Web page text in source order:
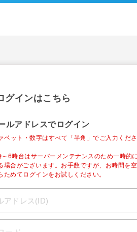
グインはこちら
ルアドレスでログイン
ベット・数字はすべて「半角」でご入力くださ
6時台はサーバーメンテナンスのため一時的
場合がございます。お手数ですが、お時間を
ためてログインをお試しください。